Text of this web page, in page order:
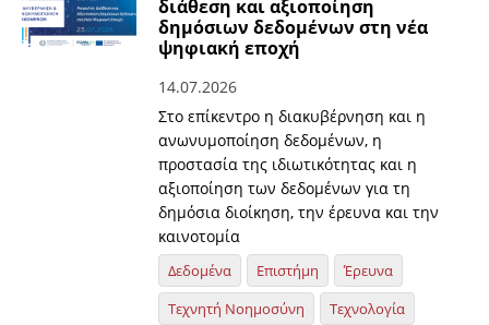
διάθεση και αξιοποίηση
δημόσιων δεδομένων στη νέα
ψηφιακή εποχή
14.07.2026
Στο επίκεντρο η διακυβέρνηση και η
ανωνυμοποίηση δεδομένων, η
προστασία της ιδιωτικότητας και η
αξιοποίηση των δεδομένων για τη
δημόσια διοίκηση, την έρευνα και την
καινοτομία
Δεδομένα Επιστήμη
Έρευνα
Τεχνητή Νοημοσύνη
Τεχνολογία